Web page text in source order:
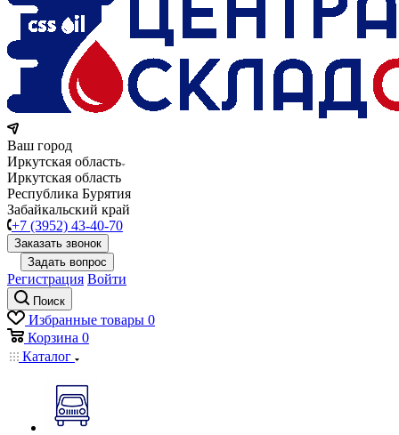
Ваш город
Иркутская область
Иркутская область
Республика Бурятия
Забайкальский край
+7 (3952) 43-40-70
Заказать звонок
Задать вопрос
Регистрация Войти
Поиск
Избранные товары 0
Корзина 0
Каталог